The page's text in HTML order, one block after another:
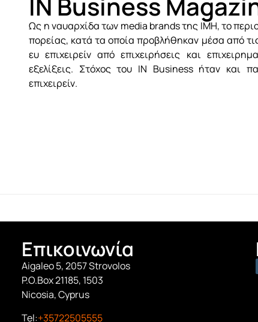
Ως η ναυαρχίδα των media brands της ΙΜΗ, το
πορείας, κατά τα οποία προβλήθηκαν μέσα από
ευ επιχειρείν από επιχειρήσεις και
εξελίξεις. Στόχος του IN Business ήταν και
επιχειρείν.
Επικοινωνία
Aigaleo 5, 2057 Strovolos
P.O.Box 21185, 1503
Nicosia, Cyprus
Tel:+35722505555